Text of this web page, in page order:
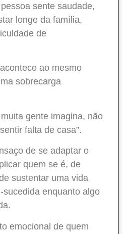
sente saudade,
longe da família,
de
ao mesmo
sobrecarga
gente imagina, não
falta de casa”.
de se adaptar o
quem se é, de
sustentar uma vida
enquanto algo
emocional de quem